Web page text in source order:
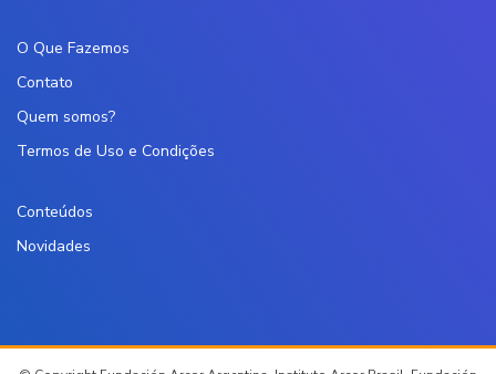
O Que Fazemos
Contato
Quem somos?
Termos de Uso e Condições
Conteúdos
Novidades